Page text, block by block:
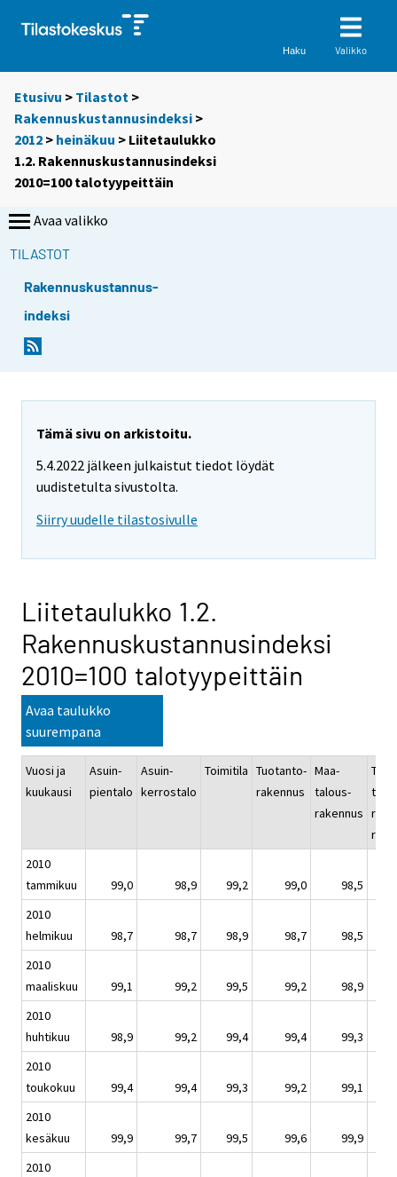
Haku Valikko
Etusivu > Tilastot >
Rakennuskustannusindeksi >
2012 > heinäkuu > Liitetaulukko
1.2. Rakennuskustannusindeksi
2010=100 talotyypeittäin
Avaa valikko
TILASTOT
Rakennuskustannus-
indeksi
Tämä sivu on arkistoitu.
5.4.2022 jälkeen julkaistut tiedot löydät
uudistetulta sivustolta.
Siirry uudelle tilastosivulle
Liitetaulukko 1.2.
Rakennuskustannusindeksi
2010=100 talotyypeittäin
Avaa taulukko
suurempana
Vuosi ja
kuukausi
Asuin-
pientalo
Asuin-
kerrostalo
Toimitila Tuotanto-
rakennus
Maa-
talous-
rakennus
2010
tammikuu
99,0 98,9 99,2 99,0
98,5
2010
helmikuu
98,7 98,7 98,9 98,7
98,5
2010
maaliskuu
99,1 99,2 99,5 99,2
98,9
2010
huhtikuu
98,9 99,2 99,4 99,4
99,3
2010
toukokuu
99,4 99,4 99,3 99,2
99,1
2010
kesäkuu
99,9 99,7 99,5 99,6
99,9
2010